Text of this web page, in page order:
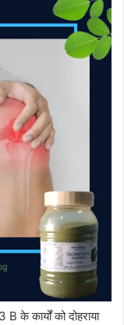
के कार्यों को दोहराया